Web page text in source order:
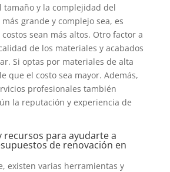
tamaño y la complejidad del
grande y complejo sea, es
sean más altos. Otro factor a
de los materiales y acabados
Si optas por materiales de alta
que el costo sea mayor. Además,
profesionales también
la reputación y experiencia de
recursos para ayudarte a
de renovación en
existen varias herramientas y